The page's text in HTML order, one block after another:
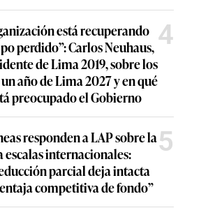
está recuperando
perdido”: Carlos Neuhaus,
de Lima 2019, sobre los
año de Lima 2027 y en qué
preocupado el Gobierno
4
responden a LAP sobre la
escalas internacionales:
parcial deja intacta
competitiva de fondo”
5